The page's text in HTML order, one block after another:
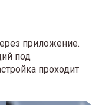
приложение.
под
проходит